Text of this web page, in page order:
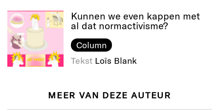
Kunnen we even kappen met
al dat normactivisme?
Column
Tekst Loïs Blank
MEER VAN DEZE AUTEUR